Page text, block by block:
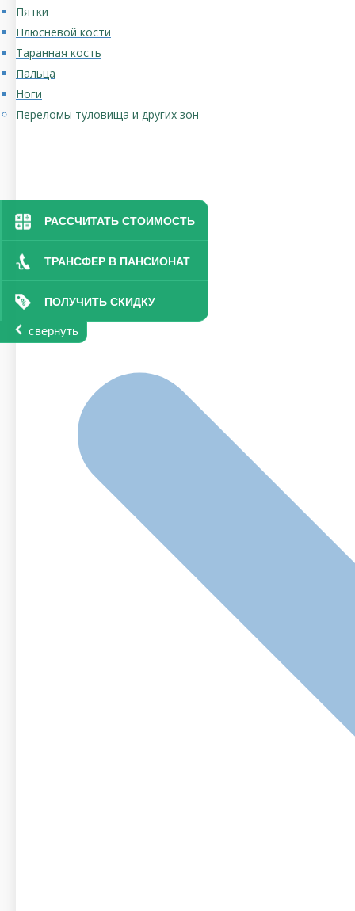
РАССЧИТАТЬ СТОИМОСТЬ
ТРАНСФЕР В ПАНСИОНАТ
ПОЛУЧИТЬ СКИДКУ
свернуть
Пятки
Плюсневой кости
Таранная кость
Пальца
Ноги
Переломы туловища и других зон